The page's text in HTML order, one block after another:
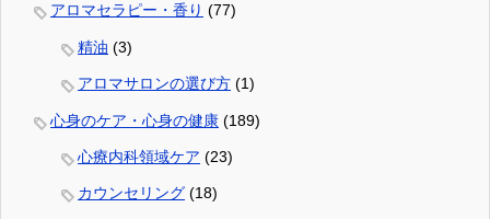
アロマセラピー・香り (77)
精油 (3)
アロマサロンの選び方 (1)
心身のケア・心身の健康 (189)
心療内科領域ケア (23)
カウンセリング (18)